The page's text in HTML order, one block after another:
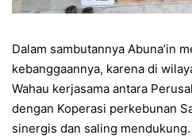
Dalam sambutannya Abuna’in
kebanggaannya, karena di
Wahau kerjasama antara
dengan Koperasi perkebunan
sinergis dan saling